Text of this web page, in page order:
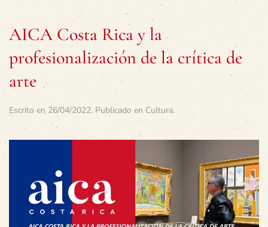
AICA Costa Rica y la
profesionalización de la crítica de
arte
Escrito en 26/04/2022. Publicado en Cultura.